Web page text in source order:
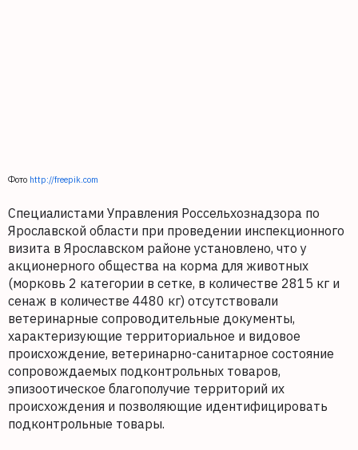
Фото http://freepik.com
Специалистами Управления Россельхознадзора по
Ярославской области при проведении инспекционного
визита в Ярославском районе установлено, что у
акционерного общества на корма для животных
(морковь 2 категории в сетке, в количестве 2815 кг и
сенаж в количестве 4480 кг) отсутствовали
ветеринарные сопроводительные документы,
характеризующие территориальное и видовое
происхождение, ветеринарно-санитарное состояние
сопровождаемых подконтрольных товаров,
эпизоотическое благополучие территорий их
происхождения и позволяющие идентифицировать
подконтрольные товары.